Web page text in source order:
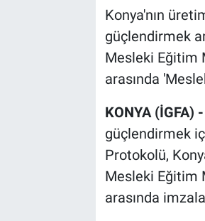
Konya'nın
güçlendirmek
Mesleki Eğitim
arasında
KONYA (İGFA) -
güçlendirmek
Protokolü,
Mesleki Eğitim
arasında